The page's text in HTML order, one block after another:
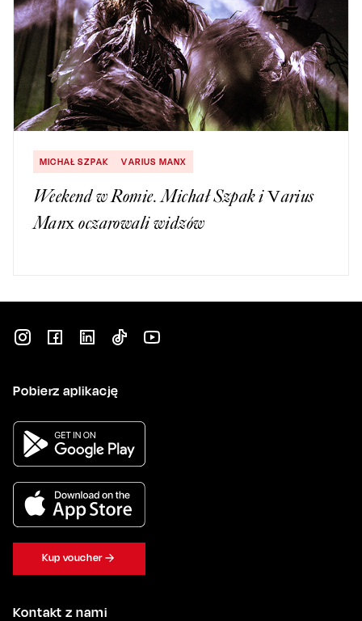
MICHAŁ SZPAK VARIUS MANX
Weekend w Romie. Michał Szpak i Varius
Manx oczarowali widzów
Kontakt z nami
Pobierz aplikację
Kup voucher